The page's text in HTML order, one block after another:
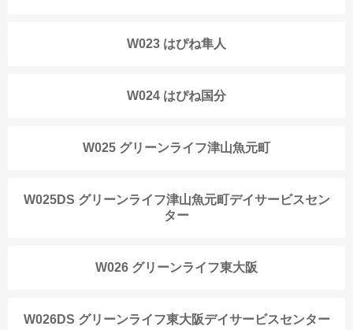
W023 はぴね隼人
W024 はぴね国分
W025 グリーンライフ津山魚元町
W025DS グリーンライフ津山魚元町デイサービスセン
ター
W026 グリーンライフ東大阪
W026DS グリーンライフ東大阪デイサービスセンター